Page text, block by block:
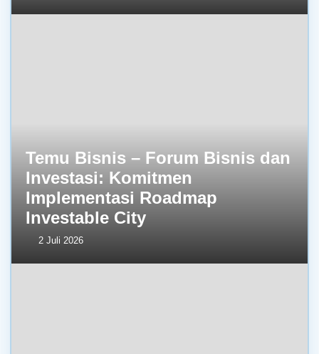
Temu Bisnis – Forum Bisnis dan
Investasi: Komitmen
Implementasi Roadmap
Investable City
2 Juli 2026